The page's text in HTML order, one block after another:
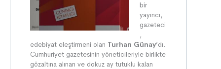
bir
yayıncı,
gazeteci
,
edebiyat eleştirmeni olan Turhan Günay’dı.
Cumhuriyet gazetesinin yöneticileriyle birlikte
gözaltına alınan ve dokuz ay tutuklu kalan